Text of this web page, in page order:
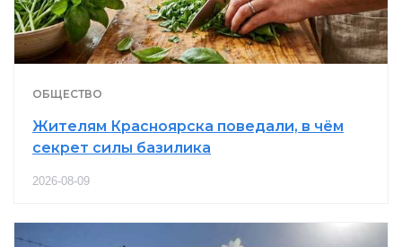
ОБЩЕСТВО
Жителям Красноярска поведали, в чём
секрет силы базилика
2026-08-09